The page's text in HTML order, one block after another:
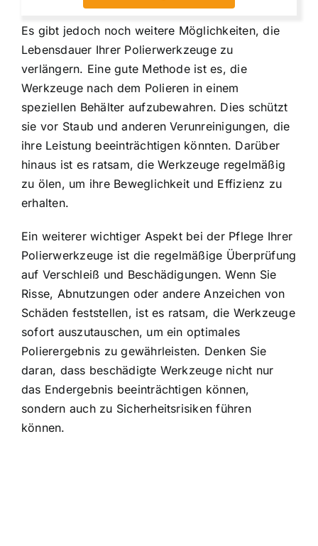
Es gibt jedoch noch weitere Möglichkeiten, die
Lebensdauer Ihrer Polierwerkzeuge zu
verlängern. Eine gute Methode ist es, die
Werkzeuge nach dem Polieren in einem
speziellen Behälter aufzubewahren. Dies schützt
sie vor Staub und anderen Verunreinigungen, die
ihre Leistung beeinträchtigen könnten. Darüber
hinaus ist es ratsam, die Werkzeuge regelmäßig
zu ölen, um ihre Beweglichkeit und Effizienz zu
erhalten.
Ein weiterer wichtiger Aspekt bei der Pflege Ihrer
Polierwerkzeuge ist die regelmäßige Überprüfung
auf Verschleiß und Beschädigungen. Wenn Sie
Risse, Abnutzungen oder andere Anzeichen von
Schäden feststellen, ist es ratsam, die Werkzeuge
sofort auszutauschen, um ein optimales
Polierergebnis zu gewährleisten. Denken Sie
daran, dass beschädigte Werkzeuge nicht nur
das Endergebnis beeinträchtigen können,
sondern auch zu Sicherheitsrisiken führen
können.